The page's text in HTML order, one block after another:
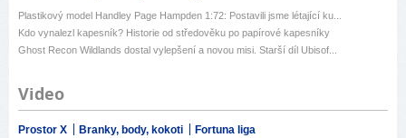
Plastikový model Handley Page Hampden 1:72: Postavili jsme létající ku...
Kdo vynalezl kapesník? Historie od středověku po papírové kapesníky
Ghost Recon Wildlands dostal vylepšení a novou misi. Starší díl Ubisof...
Video
Prostor X Branky, body, kokoti Fortuna liga